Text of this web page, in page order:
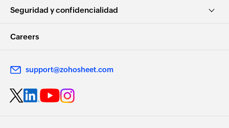
Seguridad y confidencialidad
Careers
support@zohosheet.com